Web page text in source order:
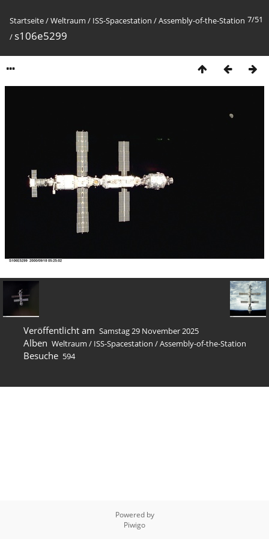
7/51
Startseite/Weltraum / ISS-Spacestation /Assembly-of-the-Station
/ s106e5299
Veröffentlicht am Samstag 29 November 2025
Alben Weltraum / ISS-Spacestation /Assembly-of-the-Station
Besuche 594
Powered by
Piwigo